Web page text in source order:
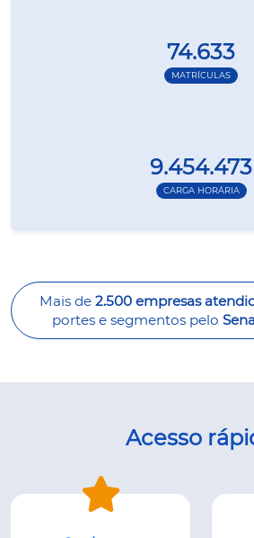
74.633
MATRÍCULAS
9.454.473
CARGA HORÁRIA
Mais de 2.500 empresas
portes e segmentos pelo
Acesso